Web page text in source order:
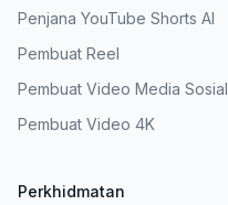
Penjana YouTube Shorts AI
Pembuat Reel
Pembuat Video Media Sosial
Pembuat Video 4K
Perkhidmatan